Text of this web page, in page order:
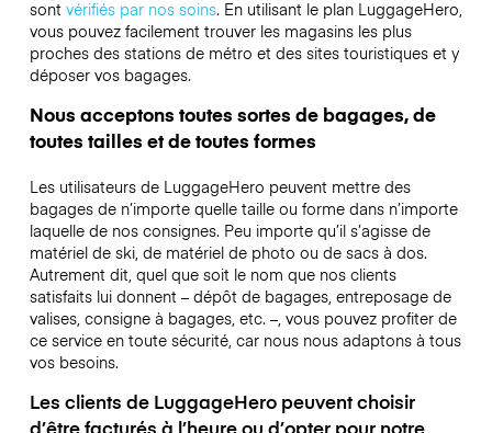
sont vérifiés par nos soins. En utilisant le plan LuggageHero,
vous pouvez facilement trouver les magasins les plus
proches des stations de métro et des sites touristiques et y
déposer vos bagages.
Nous acceptons toutes sortes de bagages, de
toutes tailles et de toutes formes
Les utilisateurs de LuggageHero peuvent mettre des
bagages de n’importe quelle taille ou forme dans n’importe
laquelle de nos consignes. Peu importe qu’il s’agisse de
matériel de ski, de matériel de photo ou de sacs à dos.
Autrement dit, quel que soit le nom que nos clients
satisfaits lui donnent – dépôt de bagages, entreposage de
valises, consigne à bagages, etc. –, vous pouvez profiter de
ce service en toute sécurité, car nous nous adaptons à tous
vos besoins.
Les clients de LuggageHero peuvent choisir
d’être facturés à l’heure ou d’opter pour notre